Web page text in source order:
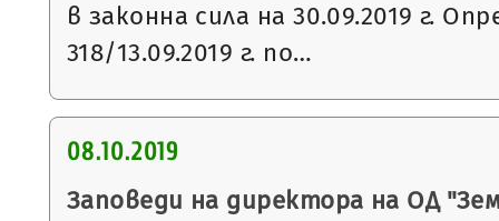
в законна сила на 30.09.2019 г.
318/13.09.2019 г. по…
08.10.2019
Заповеди на директора на ОД